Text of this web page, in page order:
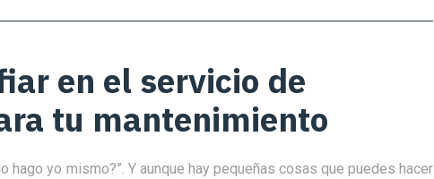
en el servicio de
tu mantenimiento
hago yo mismo?”. Y aunque hay pequeñas cosas que puedes hacer